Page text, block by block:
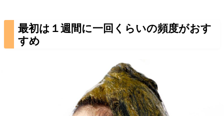
最初は１週間に一回くらいの頻度がおす
すめ